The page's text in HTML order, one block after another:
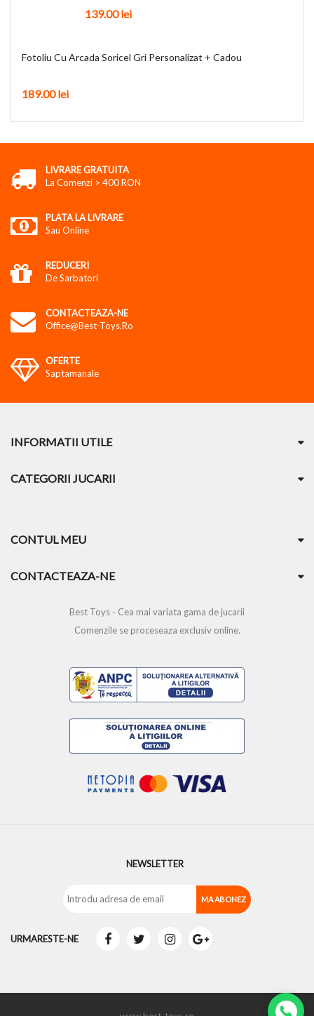
139.00 lei
Fotoliu Cu Arcada Soricel Gri Personalizat + Cadou
189.00 lei
LIVRARE GRATUITA
La Comenzi > 400 RON
PLATA LA LIVRARE
Sau Online
REDUCERI
De Sarbatori
CONTACTEAZA-NE
Office@best-Toys.ro
OFERTE
Saptamanale
INFORMATII UTILE
CATEGORII JUCARII
CONTUL MEU
CONTACTEAZA-NE
Best Toys - Cea mai variata gama de jucarii
Comenzile se proceseaza exclusiv online.
NEWSLETTER
URMARESTE-NE